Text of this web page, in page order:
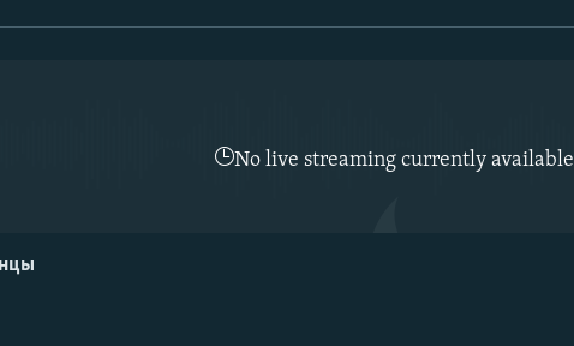
No live streaming currently available